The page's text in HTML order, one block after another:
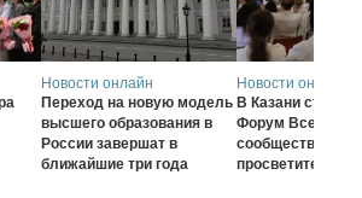
Новости онлайн
Переход на новую модель
высшего образования в
России завершат в
ближайшие три года
Новости онлайн
В Казани
Форум
сообщества
просветителей